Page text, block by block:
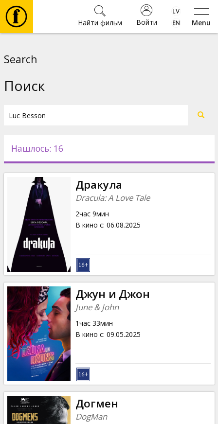
Menu
Войти
Найти фильм
Новости
Подарки
Кинозакуски
B2B
Клуб
Search
Поиск
Нашлось: 16
Дракула
Dracula: A Love Tale
2час 9мин
В кино с: 06.08.2025
Джун и Джон
June & John
1час 33мин
В кино с: 09.05.2025
Догмен
DogMan